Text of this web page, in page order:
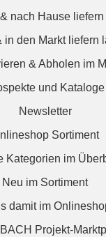
nach Hause
in den Markt liefern
& Abholen im
und Kataloge
Newsletter
Sortiment
Kategorien im
Neu im Sortiment
damit im
Projekt-